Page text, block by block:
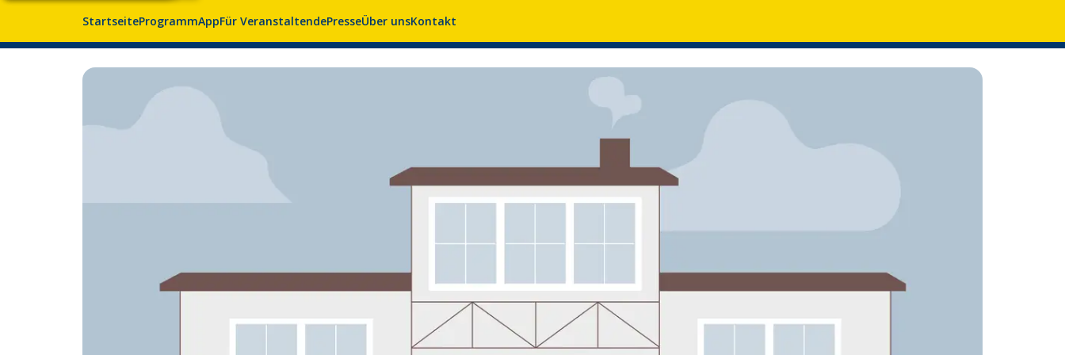
StartseiteProgrammAppFür VeranstaltendePresseÜber unsKontakt